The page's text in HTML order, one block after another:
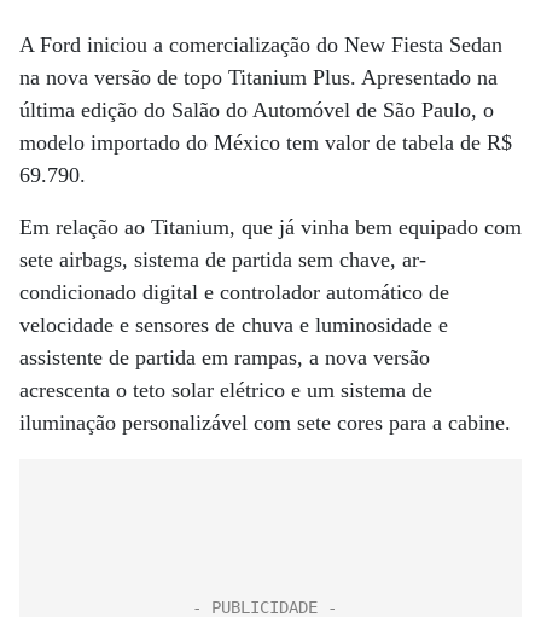
A Ford iniciou a comercialização do New Fiesta Sedan
na nova versão de topo Titanium Plus. Apresentado na
última edição do Salão do Automóvel de São Paulo, o
modelo importado do México tem valor de tabela de R$
69.790.
Em relação ao Titanium, que já vinha bem equipado com
sete airbags, sistema de partida sem chave, ar-
condicionado digital e controlador automático de
velocidade e sensores de chuva e luminosidade e
assistente de partida em rampas, a nova versão
acrescenta o teto solar elétrico e um sistema de
iluminação personalizável com sete cores para a cabine.